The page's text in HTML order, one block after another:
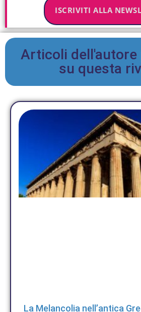
ISCRIVITI ALLA
Articoli
su questa
La Melancolia nell’antica